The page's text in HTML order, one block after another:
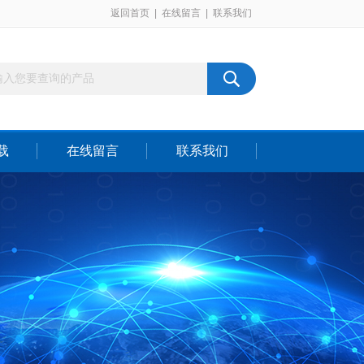
返回首页 在线留言 联系我们
在线留言 联系我们